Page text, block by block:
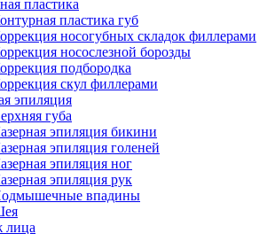
пластика
пластика губ
носогубных складок филлерами
носослезной борозды
подбородка
скул филлерами
эпиляция
губа
эпиляция бикини
эпиляция голеней
эпиляция ног
эпиляция рук
впадины
лица